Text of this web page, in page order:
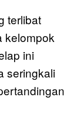
terlibat
kelompok
ini
seringkali